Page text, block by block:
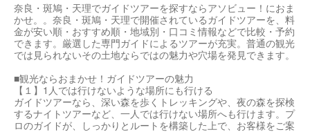
奈良・斑鳩・天理でガイドツアーを探すならアソビュー！におま
かせ。。奈良・斑鳩・天理で開催されているガイドツアーを、料
金が安い順・おすすめ順・地域別・口コミ情報などで比較・予約
できます。厳選した専門ガイドによるツアーが充実。普通の観光
では見られないその土地ならではの魅力や穴場を発見できます。
■観光ならおまかせ！ガイドツアーの魅力
【１】1人では行けないような場所にも行ける
ガイドツアーなら、深い森を歩くトレッキングや、夜の森を探検
するナイトツアーなど、一人では行けない場所へも行けます。プ
ロのガイドが、しっかりとルートを構築した上で、お客様をご案